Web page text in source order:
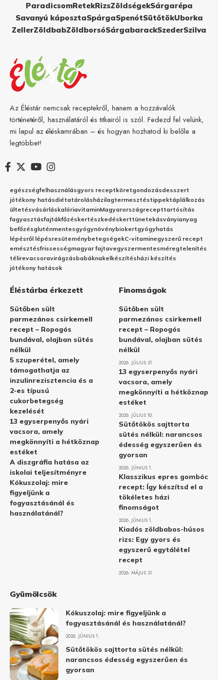
ParadicsomRetekRizsZöldségekSárgarépa
Savanyú káposztaSpárgaSpenótSütőtökUborka
ZellerZöldbabZöldborsóSárgabarackSzederSzilva
Az Éléstár nemcsak receptekről, hanem a hozzávalók
történetéről, használatáról és titkairól is szól. Fedezd fel velünk,
mi lapul az éléskamrában – és hogyan hozhatod ki belőle a
legtöbbet!
egészségfelhasználásgyors receptköretgondozásdesszert
jótékony hatásdiétatárolásházilagtermesztéstippektáplálkozás
ültetésvásárláskalóriavitaminMagyarországrecepttartósítás
fagyasztásfajtákfőzéskertészkedéskerttünetekásványianyag
befőzésgluténmentesgyógynövénybiokertgyógyhatás
lépésről lépésresüteménybetegségekC-vitaminegyszerű recept
emésztésfrissességmagyar fajtavegyszermentesméregtelenítés
télirevacsoravirágzásbabáknakelkészítésházi készítés
jótékony hatások
Éléstárba érkezett
Sütőben sült
parmezános csirkemell
recept – Ropogós
bundával, olajban sütés
nélkül
5 szuperétel, amely
támogathatja az
inzulinrezisztencia és a
2-es típusú
cukorbetegség
kezelését
13 egyserpenyős nyári
vacsora, amely
megkönnyíti a hétköznap
estéket
A diszgráfia hatása az
iskolai teljesítményre
Kókuszolaj: mire
figyeljünk a
fogyasztásánál és
használatánál?
Finomságok
Sütőben sült
parmezános csirkemell
recept – Ropogós
bundával, olajban sütés
nélkül
2026. JÚLIUS 31.
13 egyserpenyős nyári
vacsora, amely
megkönnyíti a hétköznap
estéket
2026. JÚLIUS 10.
Sütőtökös sajttorta
sütés nélkül: narancsos
édesség egyszerűen és
gyorsan
2026. JÚNIUS 1.
Klasszikus epres gombóc
recept: Így készítsd el a
tökéletes házi
finomságot
2026. JÚNIUS 1.
Kiadós zöldbabos-húsos
rizs: Egy gyors és
egyszerű egytálétel
recept
2026. MÁJUS 31.
Gyümölcsök
Kókuszolaj: mire figyeljünk a
fogyasztásánál és használatánál?
2026. JÚNIUS 1.
Sütőtökös sajttorta sütés nélkül:
narancsos édesség egyszerűen és
gyorsan